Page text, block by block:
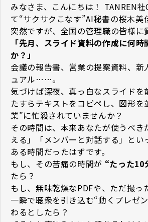
みなさま、こんにちは！ TANREN社
て“サクサクこなす”AI秘書の桜木美
突然ですが、全国の管理職の皆様に
「先月、スライド資料の作成に何時
か？」
会議の報告書、営業の提案資料、新
ュアル……。
気づけば深夜、真っ白なスライドを
たすらテキストをコピペし、図形を
業”に忙殺されていませんか？
その時間は、本来あなたが使うべき
える」「メンバーと対話する」とい
ある時間だったはずです。
もし、その苦痛の時間が “たった10
たら？
もし、無味乾燥なPDFや、ただ撮っ
一瞬で聴衆を引き込む“動くプレゼ
わるとしたら？